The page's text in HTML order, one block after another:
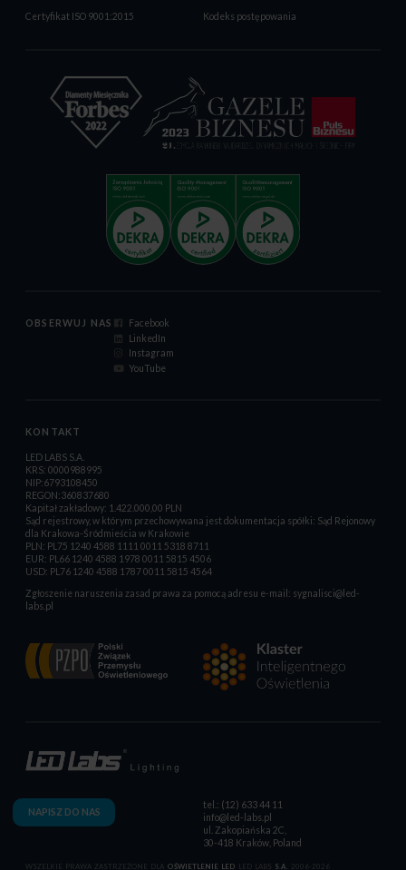
Certyfikat ISO 9001:2015 Kodeks postępowania
OBSERWUJ NAS
Facebook
LinkedIn
Instagram
YouTube
KONTAKT
LED LABS S.A.
KRS: 0000988995
NIP:6793108450
REGON:360837680
Kapitał zakładowy: 1.422.000,00 PLN
Sąd rejestrowy, w którym przechowywana jest dokumentacja spółki: Sąd Rejonowy
dla Krakowa-Śródmieścia w Krakowie
PLN: PL75 1240 4588 1111 0011 5318 8711
EUR: PL66 1240 4588 1978 0011 5815 4506
USD: PL76 1240 4588 1787 0011 5815 4564
Zgłoszenie naruszenia zasad prawa za pomocą adresu e-mail: sygnalisci@led-
labs.pl
NAPISZ DO NAS
tel.: (12) 633 44 11
info@led-labs.pl
ul. Zakopiańska 2C,
30-418 Kraków, Poland
WSZELKIE PRAWA ZASTRZEŻONE DLA OŚWIETLENIE LED LED LABS S.A. 2006-2026